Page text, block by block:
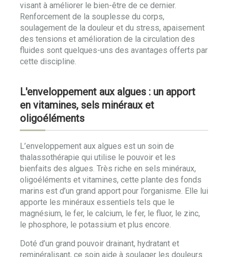
visant à améliorer le bien-être de ce dernier.
Renforcement de la souplesse du corps,
soulagement de la douleur et du stress, apaisement
des tensions et amélioration de la circulation des
fluides sont quelques-uns des avantages offerts par
cette discipline.
L'enveloppement aux algues : un apport
en vitamines, sels minéraux et
oligoéléments
L’enveloppement aux algues est un soin de
thalassothérapie qui utilise le pouvoir et les
bienfaits des algues. Très riche en sels minéraux,
oligoéléments et vitamines, cette plante des fonds
marins est d’un grand apport pour l’organisme. Elle lui
apporte les minéraux essentiels tels que le
magnésium, le fer, le calcium, le fer, le fluor, le zinc,
le phosphore, le potassium et plus encore.
Doté d’un grand pouvoir drainant, hydratant et
reminéralisant, ce soin aide à soulager les douleurs